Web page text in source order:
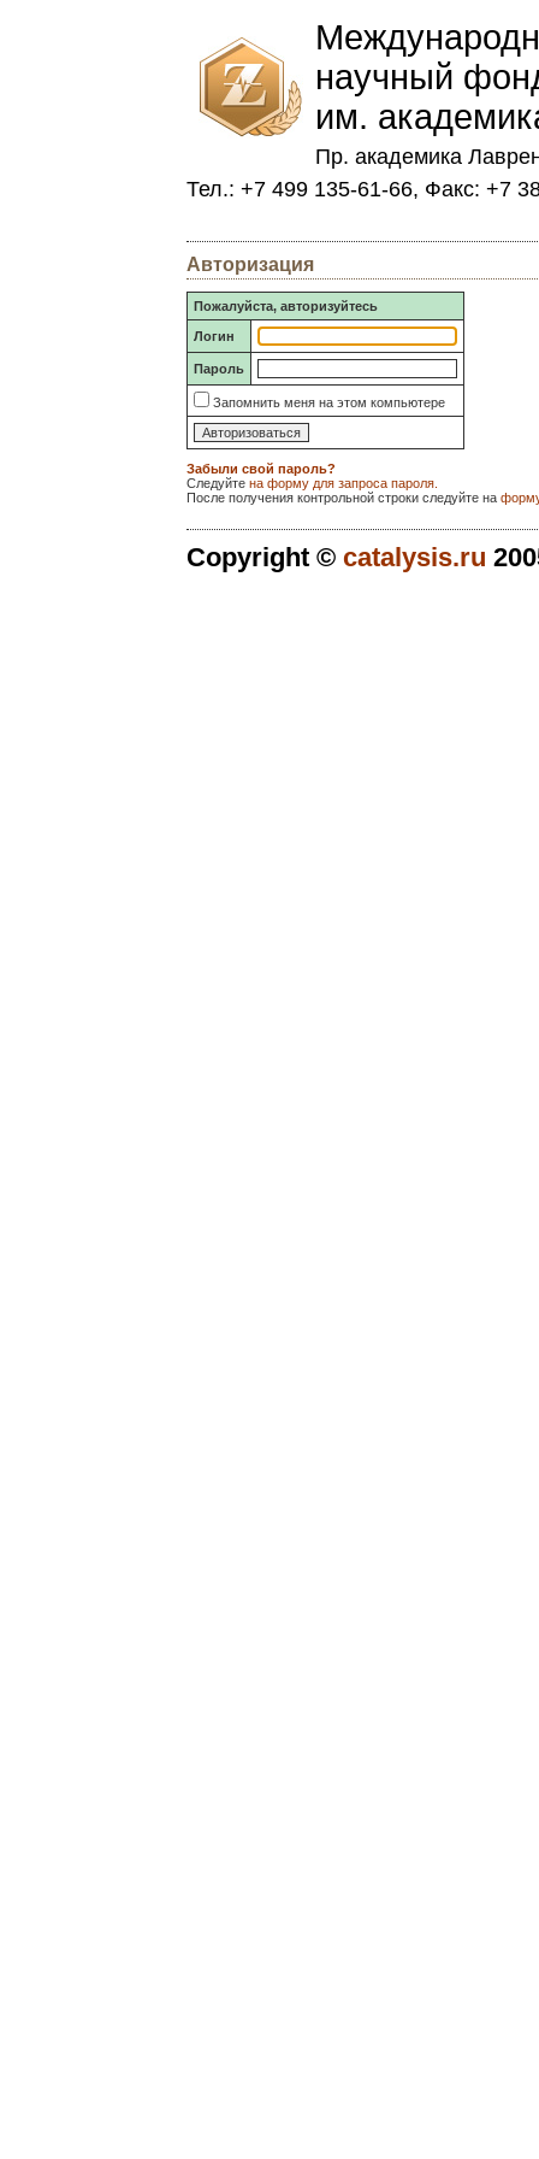
научный
им.
Пр. академика
Тел.: +7 499 135-61-66, Факс: +7
Авторизация
Пожалуйста, авторизуйтесь
Логин
Пароль
Запомнить меня на этом компьютере
Забыли свой пароль?
Следуйте на форму для запроса пароля.
После получения контрольной строки следуйте на
Copyright © catalysis.ru